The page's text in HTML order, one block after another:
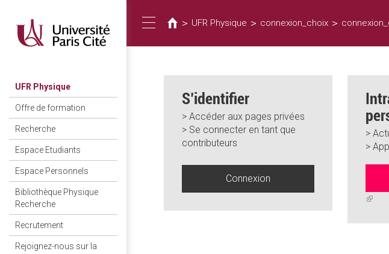
contenu
principal
UFR Physique
Offre de formation
Recherche
Espace Etudiants
Espace Personnels
Bibliothèque Physique
Recherche
Recrutement
Rejoignez-nous sur la
Toggle
navigation
êtes
ici
> UFR Physique > connexion_choix >
S’identifier
> Accéder aux pages privées
> Se connecter en tant que
contributeurs
Connexion
>
>
(link